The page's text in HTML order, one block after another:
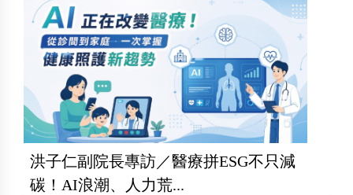
洪子仁副院長專訪／醫療拼ESG不只減
碳！AI浪潮、人力荒...